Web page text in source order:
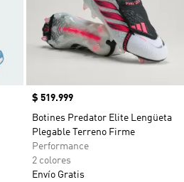
Precio
$ 519.999
Botines Predator Elite Lengüeta
Plegable Terreno Firme
Performance
2 colores
Envío Gratis